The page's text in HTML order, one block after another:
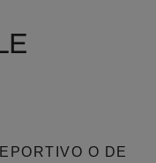
O DE